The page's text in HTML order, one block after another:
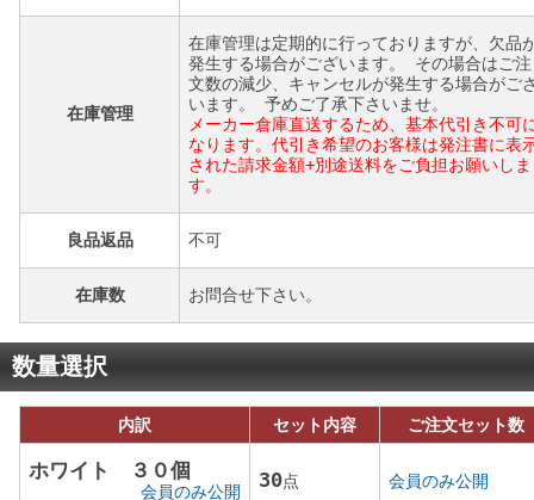
在庫管理
在庫管理は定期的に行っておりますが、欠品
発生する場合がございます。 その場合はご注
文数の減少、キャンセルが発生する場合がご
います。 予めご了承下さいませ。
メーカー倉庫直送するため、基本代引き不可
なります。代引き希望のお客様は発注書に表
された請求金額+別途送料をご負担お願いしま
す。
良品返品 不可
在庫数 お問合せ下さい。
数量選択
内訳 セット内容 ご注文セット数
ホワイト ３０個
会員のみ公開 30点 会員のみ公開